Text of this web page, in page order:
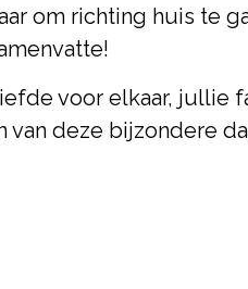
om richting huis te
voor elkaar, jullie
deze bijzondere